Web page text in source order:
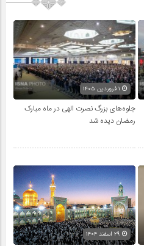
جلوه‌های بزرگ نصرت الهی در ماه مبارک
رمضان دیده شد